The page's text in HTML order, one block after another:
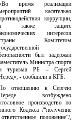
время реализации
касательно
коррупции,
также защите
интересов
Комитетом
был задержан
Министра спорта
туризма РБ – Сергей
- сообщили в КГБ.
отношению к Сергею
возбуждено
производство по
Кодекса /“получение
положение”/,